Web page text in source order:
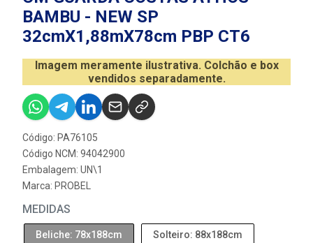
BAMBU - NEW SP
32cmX1,88mX78cm PBP CT6
Imagem meramente ilustrativa. Colchão e box
vendidos separadamente.
Código: PA76105
Código NCM: 94042900
Embalagem: UN\1
Marca: PROBEL
MEDIDAS
Beliche: 78x188cm Solteiro: 88x188cm